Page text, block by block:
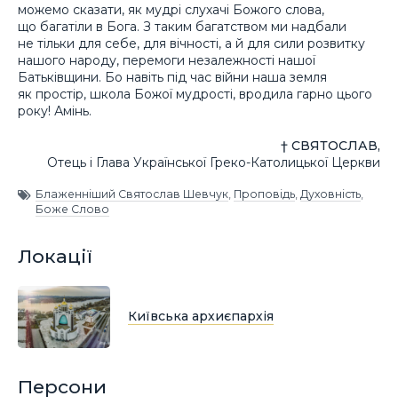
можемо сказати, як мудрі слухачі Божого слова,
що багатіли в Бога. З таким багатством ми надбали
не тільки для себе, для вічності, а й для сили розвитку
нашого народу, перемоги незалежності нашої
Батьківщини. Бо навіть під час війни наша земля
як простір, школа Божої мудрості, вродила гарно цього
року! Амінь.
† СВЯТОСЛАВ,
Отець і Глава Української Греко-Католицької Церкви
Блаженніший Святослав Шевчук, Проповідь, Духовність,
Боже Слово
Локації
Київська архиєпархія
Персони